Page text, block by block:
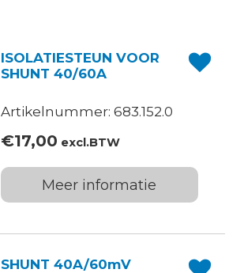
ISOLATIESTEUN VOOR
SHUNT 40/60A
Artikelnummer: 683.152.0
€17,00 excl.BTW
Meer informatie
SHUNT 40A/60mV